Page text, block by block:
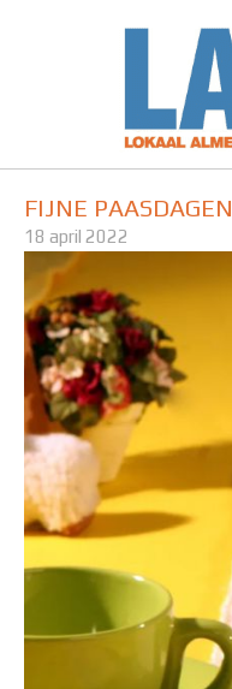
FIJNE PAASDAGEN
18 april 2022